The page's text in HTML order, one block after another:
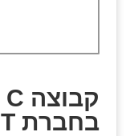
בחברת KAIZEN RENT